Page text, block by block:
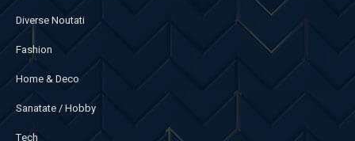
Diverse Noutati
Fashion
Home & Deco
Sanatate / Hobby
Tech